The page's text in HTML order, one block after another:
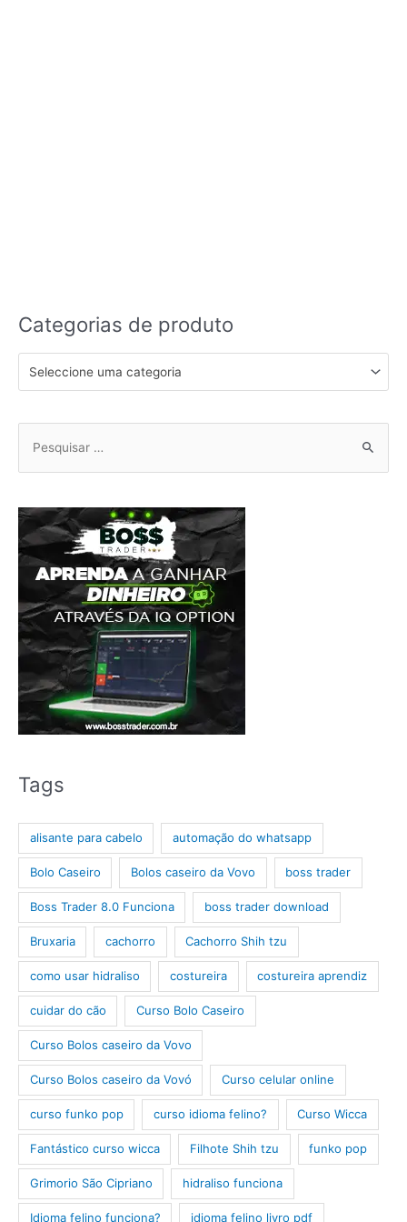
Categorias de produto
Seleccione uma categoria
Pesquisar
Tags
alisante para cabelo automação do whatsapp
Bolo Caseiro Bolos caseiro da Vovo boss trader
Boss Trader 8.0 Funciona boss trader download
Bruxaria cachorro Cachorro Shih tzu
como usar hidraliso costureira costureira aprendiz
cuidar do cão Curso Bolo Caseiro
Curso Bolos caseiro da Vovo
Curso Bolos caseiro da Vovó Curso celular online
curso funko pop curso idioma felino? Curso Wicca
Fantástico curso wicca Filhote Shih tzu funko pop
Grimorio São Cipriano hidraliso funciona
Idioma felino funciona? idioma felino livro pdf